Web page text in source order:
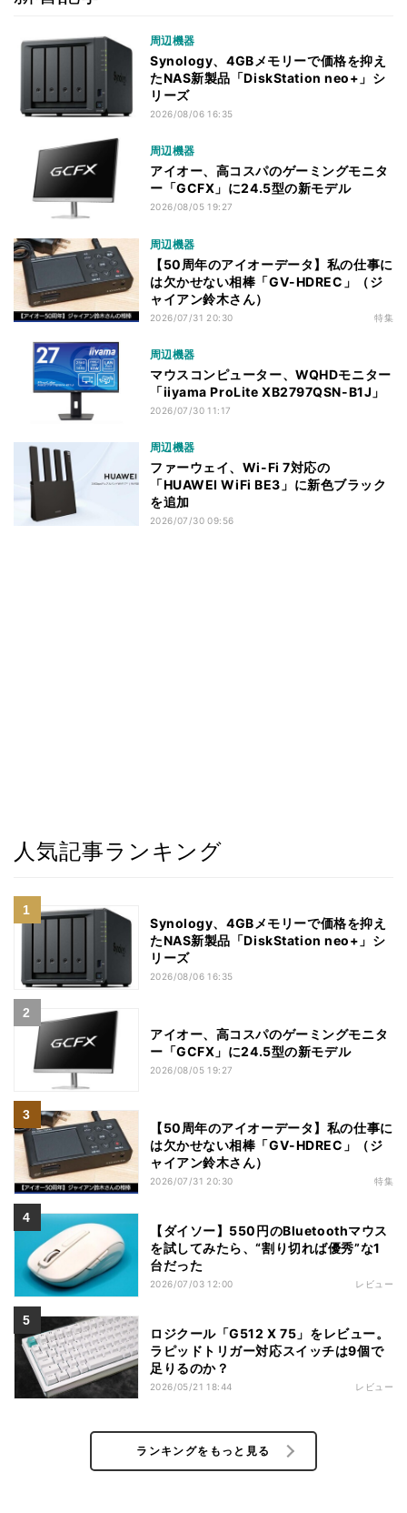
周辺機器
Synology、4GBメモリーで価格を抑え
たNAS新製品「DiskStation neo+」シ
リーズ
2026/08/06 16:35
周辺機器
アイオー、高コスパのゲーミングモニタ
ー「GCFX」に24.5型の新モデル
2026/08/05 19:27
周辺機器
【50周年のアイオーデータ】私の仕事に
は欠かせない相棒「GV-HDREC」（ジ
ャイアン鈴木さん）
2026/07/31 20:30 特集
周辺機器
マウスコンピューター、WQHDモニター
「iiyama ProLite XB2797QSN-B1J」
2026/07/30 11:17
周辺機器
ファーウェイ、Wi-Fi 7対応の
「HUAWEI WiFi BE3」に新色ブラック
を追加
2026/07/30 09:56
人気記事ランキング
Synology、4GBメモリーで価格を抑え
たNAS新製品「DiskStation neo+」シ
リーズ
2026/08/06 16:35
アイオー、高コスパのゲーミングモニタ
ー「GCFX」に24.5型の新モデル
2026/08/05 19:27
【50周年のアイオーデータ】私の仕事に
は欠かせない相棒「GV-HDREC」（ジ
ャイアン鈴木さん）
2026/07/31 20:30 特集
【ダイソー】550円のBluetoothマウス
を試してみたら、“割り切れば優秀”な1
台だった
2026/07/03 12:00 レビュー
ロジクール「G512 X 75」をレビュー。
ラピッドトリガー対応スイッチは9個で
足りるのか？
2026/05/21 18:44 レビュー
ランキングをもっと見る